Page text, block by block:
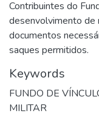
Contribuintes do
desenvolvimento de
documentos
saques permitidos.
Keywords
FUNDO DE
MILITAR